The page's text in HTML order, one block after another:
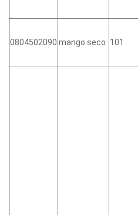
0804502090 mango seco 101